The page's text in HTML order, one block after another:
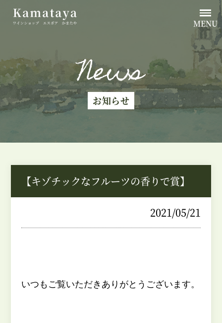
MENU
News
お知らせ
【キゾチックなフルーツの香りで賞】
2021/05/21
いつもご覧いただきありがとうございます。